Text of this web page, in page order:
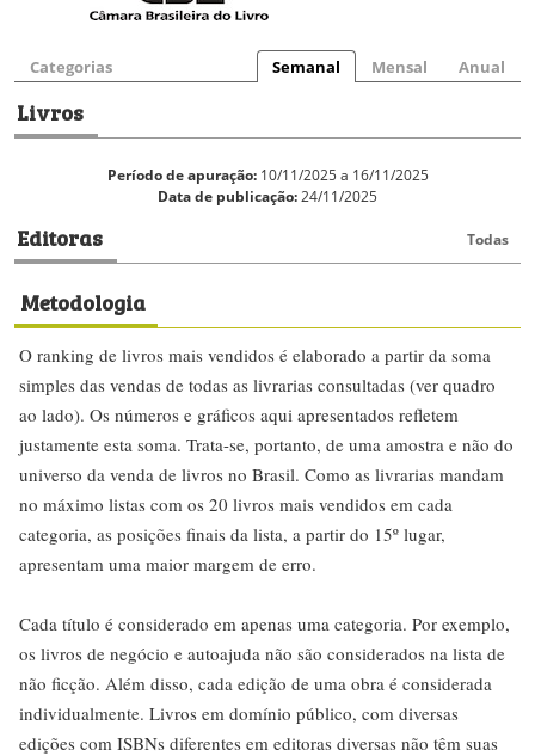
Categorias Semanal Mensal Anual
Livros
Período de apuração:10/11/2025 a 16/11/2025
Data de publicação:24/11/2025
Editoras Todas
Metodologia
O ranking de livros mais vendidos é elaborado a partir da soma
simples das vendas de todas as livrarias consultadas (ver quadro
ao lado). Os números e gráficos aqui apresentados refletem
justamente esta soma. Trata-se, portanto, de uma amostra e não do
universo da venda de livros no Brasil. Como as livrarias mandam
no máximo listas com os 20 livros mais vendidos em cada
categoria, as posições finais da lista, a partir do 15º lugar,
apresentam uma maior margem de erro.
Cada título é considerado em apenas uma categoria. Por exemplo,
os livros de negócio e autoajuda não são considerados na lista de
não ficção. Além disso, cada edição de uma obra é considerada
individualmente. Livros em domínio público, com diversas
edições com ISBNs diferentes em editoras diversas não têm suas